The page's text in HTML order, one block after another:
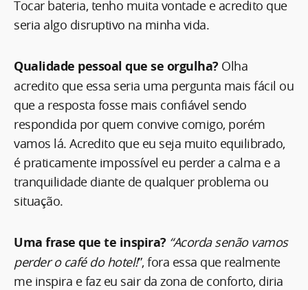
Tocar bateria, tenho muita vontade e acredito que
seria algo disruptivo na minha vida.
Qualidade pessoal que se orgulha? Olha
acredito que essa seria uma pergunta mais fácil ou
que a resposta fosse mais confiável sendo
respondida por quem convive comigo, porém
vamos lá. Acredito que eu seja muito equilibrado,
é praticamente impossível eu perder a calma e a
tranquilidade diante de qualquer problema ou
situação.
Uma frase que te inspira? “Acorda senão vamos
perder o café do hotel!”, fora essa que realmente
me inspira e faz eu sair da zona de conforto, diria